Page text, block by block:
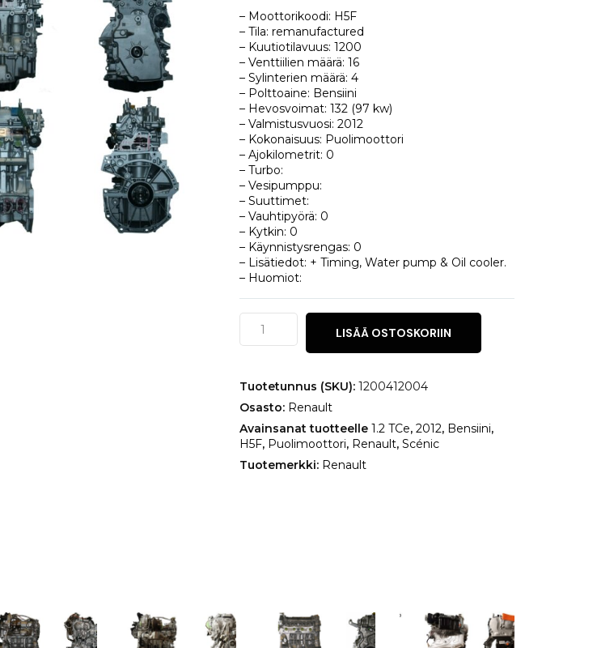
– Moottorikoodi: H5F
– Tila: remanufactured
– Kuutiotilavuus: 1200
– Venttiilien määrä: 16
– Sylinterien määrä: 4
– Polttoaine: Bensiini
– Hevosvoimat: 132 (97 kw)
– Valmistusvuosi: 2012
– Kokonaisuus: Puolimoottori
– Ajokilometrit: 0
– Turbo:
– Vesipumppu:
– Suuttimet:
– Vauhtipyörä: 0
– Kytkin: 0
– Käynnistysrengas: 0
– Lisätiedot: + Timing, Water pump & Oil cooler.
– Huomiot:
Renault
Scénic
1.2
määrä
LISÄÄ OSTOSKORIIN
Tuotetunnus (SKU): 1200412004
Osasto: Renault
Avainsanat tuotteelle 1.2 TCe, 2012, Bensiini,
H5F, Puolimoottori, Renault, Scénic
Tuotemerkki: Renault